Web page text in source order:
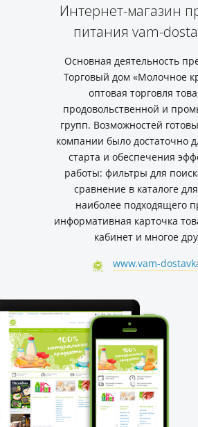
Интернет-магазин
питания vam-
Основная деятельность
Торговый дом «Молочное
оптовая торговля
продовольственной и
групп. Возможностей
компании было достаточно
старта и обеспечения
работы: фильтры для
сравнение в каталоге
наиболее подходящего
информативная карточка
кабинет и многое
www.vam-